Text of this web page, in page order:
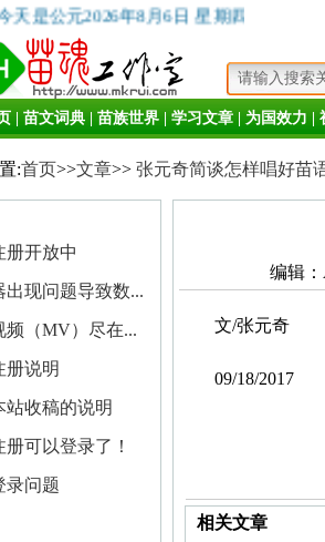
天是公元2026年8月6日 星期四
苗文词典 苗族世界 学习文章 为国效力
:首页>>文章>> 张元奇简谈怎样唱好苗
册开放中
出现问题导致数...
频（MV）尽在...
册说明
站收稿的说明
册可以登录了！
录问题
编辑：
文/张元奇
09/18/2017
相关文章